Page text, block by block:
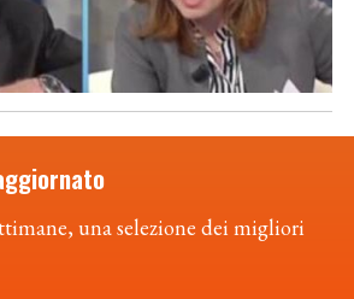
una selezione dei migliori